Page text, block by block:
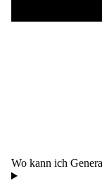
Wo kann ich